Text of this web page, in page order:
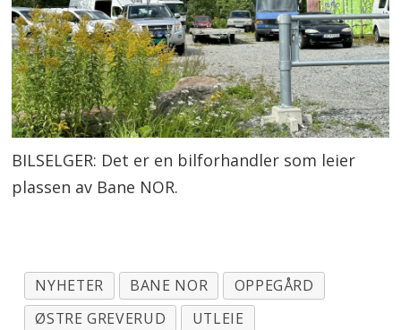
BILSELGER: Det er en bilforhandler som leier
plassen av Bane NOR.
NYHETER BANE NOR
OPPEGÅRD
ØSTRE GREVERUD
UTLEIE